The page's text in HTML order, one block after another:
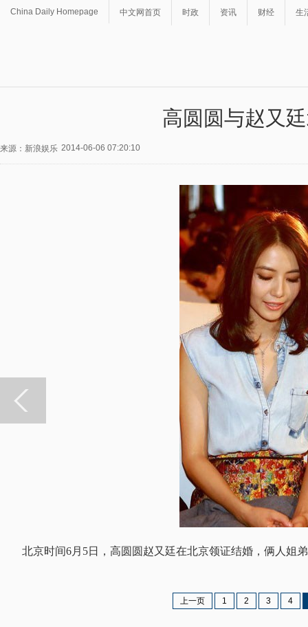
China Daily Homepage 中文网首页 时政 资讯 财经 生
高圆圆与赵又
来源：新浪娱乐 2014-06-06 07:20:10
北京时间6月5日，高圆圆赵又廷在北京领证结婚，俩人姐
上一页 1 2 3 4